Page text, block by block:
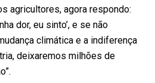
agricultores, agora respondo:
dor, eu sinto’, e se não
climática e a indiferença
deixaremos milhões de